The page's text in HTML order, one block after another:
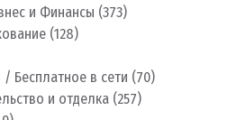
и Финансы (373)
(128)
Бесплатное в сети (70)
и отделка (257)